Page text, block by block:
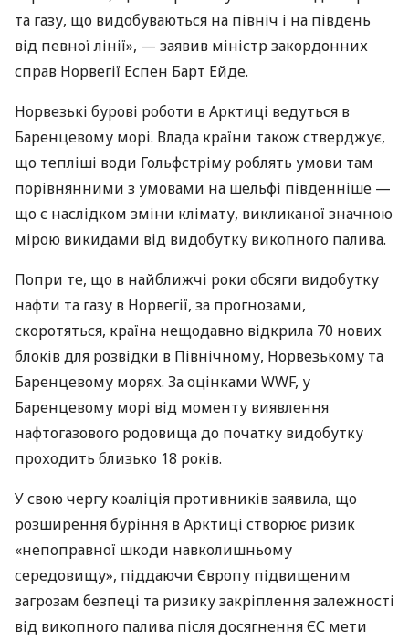
та газу, що видобуваються на північ і на південь
від певної лінії», — заявив міністр закордонних
справ Норвегії Еспен Барт Ейде.
Норвезькі бурові роботи в Арктиці ведуться в
Баренцевому морі. Влада країни також стверджує,
що тепліші води Гольфстріму роблять умови там
порівнянними з умовами на шельфі південніше —
що є наслідком зміни клімату, викликаної значною
мірою викидами від видобутку викопного палива.
Попри те, що в найближчі роки обсяги видобутку
нафти та газу в Норвегії, за прогнозами,
скоротяться, країна нещодавно відкрила 70 нових
блоків для розвідки в Північному, Норвезькому та
Баренцевому морях. За оцінками WWF, у
Баренцевому морі від моменту виявлення
нафтогазового родовища до початку видобутку
проходить близько 18 років.
У свою чергу коаліція противників заявила, що
розширення буріння в Арктиці створює ризик
«непоправної шкоди навколишньому
середовищу», піддаючи Європу підвищеним
загрозам безпеці та ризику закріплення залежності
від викопного палива після досягнення ЄС мети